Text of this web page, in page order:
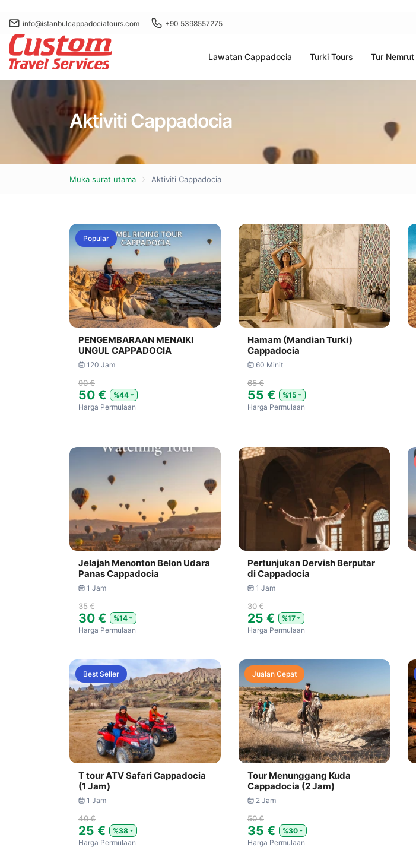
info@istanbulcappadociatours.com +90 5398557275
Lawatan Cappadocia Turki Tours Tur Nemrut
Aktiviti Cappadocia
Muka surat utama Aktiviti Cappadocia
Popular
PENGEMBARAAN MENAIKI
UNGUL CAPPADOCIA
120 Jam
90 €
50 €
%44
Harga Permulaan
Hamam (Mandian Turki)
Cappadocia
60 Minit
65 €
55 €
%15
Harga Permulaan
Jelajah Menonton Belon Udara
Panas Cappadocia
1 Jam
35 €
30 €
%14
Harga Permulaan
Pertunjukan Dervish Berputar
di Cappadocia
1 Jam
30 €
25 €
%17
Harga Permulaan
Best Seller
T tour ATV Safari Cappadocia
(1 Jam)
1 Jam
40 €
25 €
%38
Harga Permulaan
Jualan Cepat
Tour Menunggang Kuda
Cappadocia (2 Jam)
2 Jam
50 €
35 €
%30
Harga Permulaan